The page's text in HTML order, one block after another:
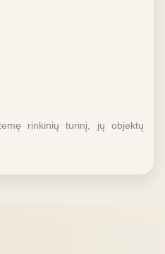
rinkinių turinį, jų objektų